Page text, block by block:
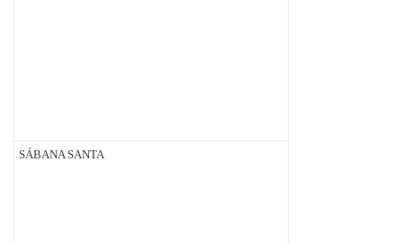
SÁBANA SANTA